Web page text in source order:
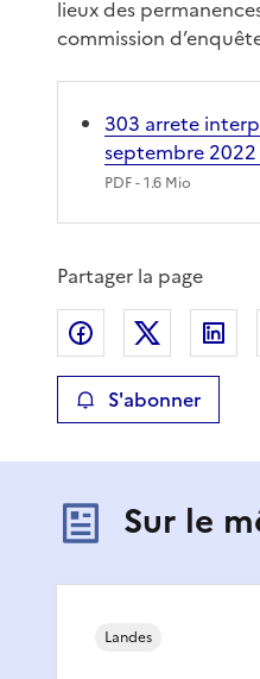
lieux des
commission
303 arrete
septembre 2022
PDF- 1.6 Mio
Partager la page
Partager surPartager
S'abonner
Sur le
Landes